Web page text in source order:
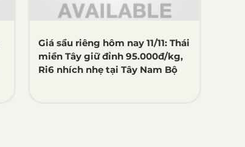
Giá sầu riêng hôm nay 11/11: Thái
miền Tây giữ đỉnh 95.000đ/kg,
Ri6 nhích nhẹ tại Tây Nam Bộ